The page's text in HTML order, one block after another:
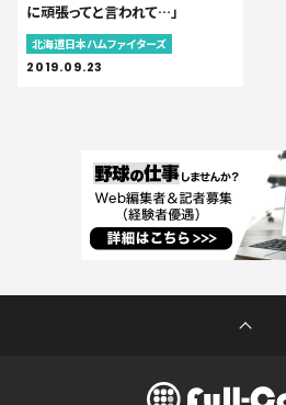
に頑張ってと言われて…」
北海道日本ハムファイターズ
2019.09.23